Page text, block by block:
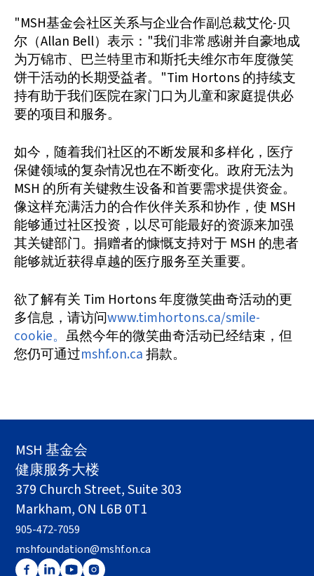
"MSH基金会社区关系与企业合作副总裁艾伦-贝
尔（Allan Bell）表示："我们非常感谢并自豪地成
为万锦市、巴兰特里市和斯托夫维尔市年度微笑
饼干活动的长期受益者。"Tim Hortons 的持续支
持有助于我们医院在家门口为儿童和家庭提供必
要的项目和服务。
如今，随着我们社区的不断发展和多样化，医疗
保健领域的复杂情况也在不断变化。政府无法为
MSH 的所有关键救生设备和首要需求提供资金。
像这样充满活力的合作伙伴关系和协作，使 MSH
能够通过社区投资，以尽可能最好的资源来加强
其关键部门。捐赠者的慷慨支持对于 MSH 的患者
能够就近获得卓越的医疗服务至关重要。
欲了解有关 Tim Hortons 年度微笑曲奇活动的更
多信息，请访问www.timhortons.ca/smile-
cookie。 虽然今年的微笑曲奇活动已经结束，但
您仍可通过mshf.on.ca捐款。
MSH 基金会
健康服务大楼
379 Church Street, Suite 303
Markham, ON L6B 0T1
905-472-7059
mshfoundation@mshf.on.ca